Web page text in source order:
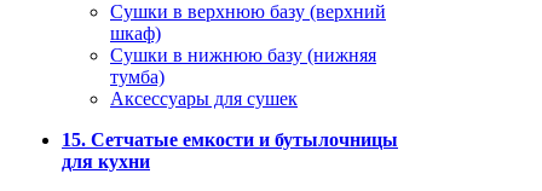
Сушки в верхнюю базу (верхний
шкаф)
Сушки в нижнюю базу (нижняя
тумба)
Аксессуары для сушек
15. Сетчатые емкости и бутылочницы
для кухни